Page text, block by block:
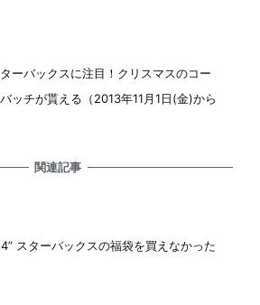
ーバックスに注目！クリスマスのコー
ッチが貰える（2013年11月1日(金)から
関連記事
スターバックスの福袋を買えなかった